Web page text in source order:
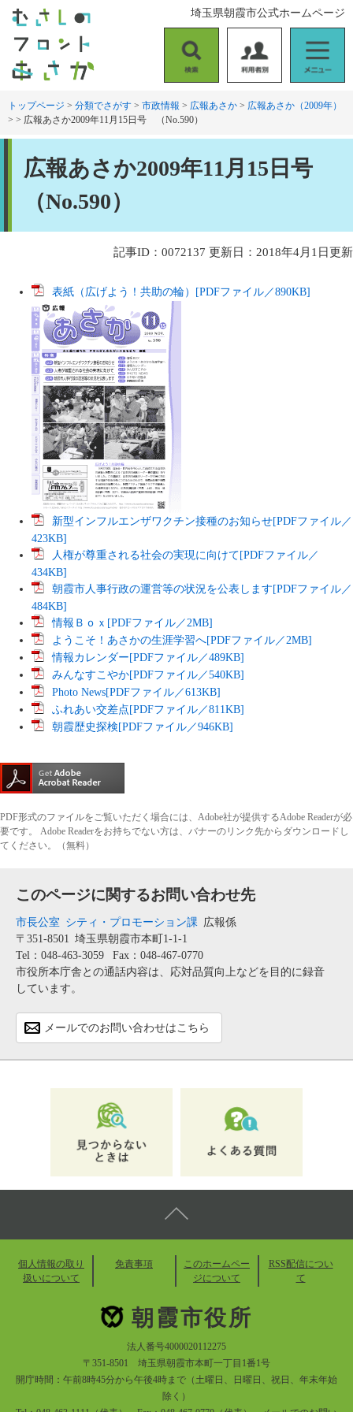
す
。
し
て
索
用
者
ニ
ュ
埼玉県朝霞市公式ホームページ
トップページ > 分類でさがす > 市政情報 > 広報あさか > 広報あさか（2009年）
> > 広報あさか2009年11月15日号 （No.590）
広報あさか2009年11月15日号
（No.590）
記事ID：0072137 更新日：2018年4月1日更新
表紙（広げよう！共助の輪）[PDFファイル／890KB]
新型インフルエンザワクチン接種のお知らせ[PDFファイル／
423KB]
人権が尊重される社会の実現に向けて[PDFファイル／
434KB]
朝霞市人事行政の運営等の状況を公表します[PDFファイル／
484KB]
情報Ｂｏｘ[PDFファイル／2MB]
ようこそ！あさかの生涯学習へ[PDFファイル／2MB]
情報カレンダー[PDFファイル／489KB]
みんなすこやか[PDFファイル／540KB]
Photo News[PDFファイル／613KB]
ふれあい交差点[PDFファイル／811KB]
朝霞歴史探検[PDFファイル／946KB]
PDF形式のファイルをご覧いただく場合には、Adobe社が提供するAdobe Readerが必
要です。
Adobe Readerをお持ちでない方は、バナーのリンク先からダウンロードし
てください。（無料）
このページに関するお問い合わせ先
市長公室 シティ・プロモーション課 広報係
〒351-8501 埼玉県朝霞市本町1-1-1
Tel：048-463-3059
Fax：048-467-0770
市役所本庁舎との通話内容は、応対品質向上などを目的に録音
しています。
メールでのお問い合わせはこちら
個人情報の取り
扱いについて
免責事項
このホームペー
ジについて
RSS配信につい
て
朝霞市役所
法人番号4000020112275
〒351-8501 埼玉県朝霞市本町一丁目1番1号
開庁時間：午前8時45分から午後4時まで（土曜日、日曜日、祝日、年末年始
除く）